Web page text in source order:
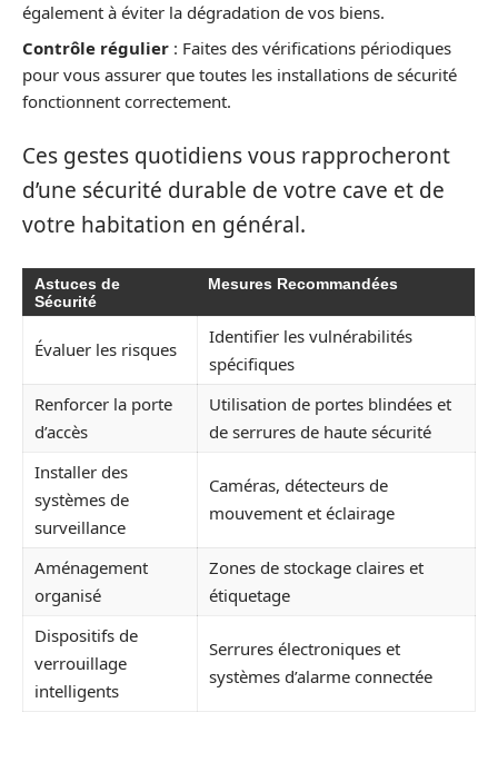
également à éviter la dégradation de vos biens.
Contrôle régulier : Faites des vérifications périodiques
pour vous assurer que toutes les installations de sécurité
fonctionnent correctement.
Ces gestes quotidiens vous rapprocheront
d’une sécurité durable de votre cave et de
votre habitation en général.
Astuces de
Sécurité
Mesures Recommandées
Évaluer les risques
Identifier les vulnérabilités
spécifiques
Renforcer la porte
d’accès
Utilisation de portes blindées et
de serrures de haute sécurité
Installer des
systèmes de
surveillance
Caméras, détecteurs de
mouvement et éclairage
Aménagement
organisé
Zones de stockage claires et
étiquetage
Dispositifs de
verrouillage
intelligents
Serrures électroniques et
systèmes d’alarme connectée